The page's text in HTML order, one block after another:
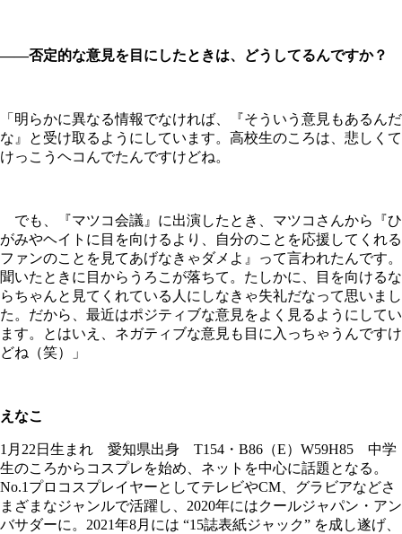
――否定的な意見を目にしたときは、どうしてるんですか？
「明らかに異なる情報でなければ、『そういう意見もあるんだ
な』と受け取るようにしています。高校生のころは、悲しくて
けっこうヘコんでたんですけどね。
でも、『マツコ会議』に出演したとき、マツコさんから『ひ
がみやヘイトに目を向けるより、自分のことを応援してくれる
ファンのことを見てあげなきゃダメよ』って言われたんです。
聞いたときに目からうろこが落ちて。たしかに、目を向けるな
らちゃんと見てくれている人にしなきゃ失礼だなって思いまし
た。だから、最近はポジティブな意見をよく見るようにしてい
ます。とはいえ、ネガティブな意見も目に入っちゃうんですけ
どね（笑）」
えなこ
1月22日生まれ 愛知県出身 T154・B86（E）W59H85 中学
生のころからコスプレを始め、ネットを中心に話題となる。
No.1プロコスプレイヤーとしてテレビやCM、グラビアなどさ
まざまなジャンルで活躍し、2020年にはクールジャパン・アン
バサダーに。2021年8月には “15誌表紙ジャック” を成し遂げ、